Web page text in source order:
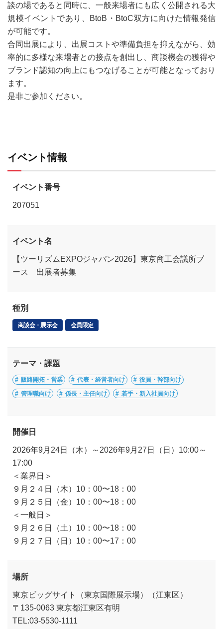
談の場であると同時に、一般来場者にも広く公開される大
規模イベントであり、BtoB・BtoC双方に向けた情報発信
が可能です。
合同出展により、出展コストや準備負担を抑えながら、効
率的に多様な来場者との接点を創出し、商談機会の獲得や
ブランド認知の向上にもつなげることが可能となっており
ます。
是非ご参加ください。
イベント情報
イベント番号
207051
イベント名
【ツーリズムEXPOジャパン2026】東京商工会議所ブ
ース 出展者募集
種別
商談会・展示会 会員限定
テーマ・課題
販路開拓・営業 代表・経営者向け 役員・幹部向け
管理職向け 係長・主任向け 若手・新入社員向け
開催日
2026年9月24日（木）～2026年9月27日（日）10:00～
17:00
＜業界日＞
９月２４日（木）10：00〜18：00
９月２５日（金）10：00〜18：00
＜一般日＞
９月２６日（土）10：00〜18：00
９月２７日（日）10：00〜17：00
場所
東京ビッグサイト（東京国際展示場）（江東区）
〒135-0063 東京都江東区有明
TEL:03-5530-1111